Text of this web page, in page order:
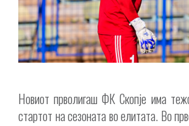
Новиот прволигаш ФК Скопје има
стартот на сезоната во елитата. Во